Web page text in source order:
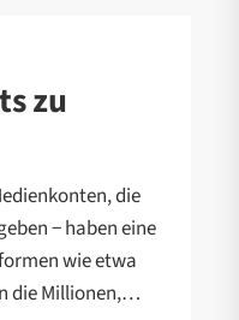
zu
die
− haben eine
wie etwa
die Millionen,…